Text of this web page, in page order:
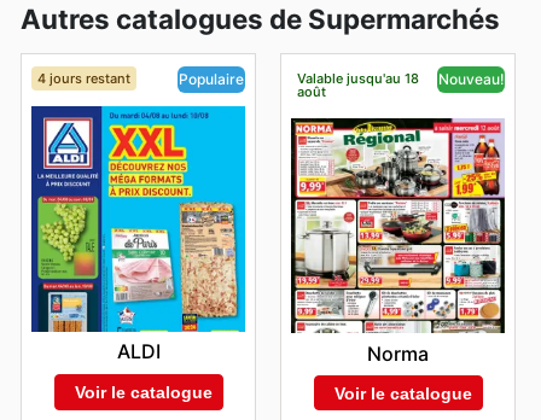
Autres catalogues de Supermarchés
4 jours restant Populaire
ALDI
Voir le catalogue
Valable jusqu'au 18
août
Nouveau!
Norma
Voir le catalogue